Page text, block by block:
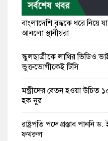
সর্বশেষ খবর
বাংলাদেশি বৃদ্ধকে ধরে
আনলো স্থানীয়রা
স্কুলছাত্রীকে লাথির ভিডিও
ভুক্তভোগীকেই টিসি
মন্ত্রীদের বেতন হওয়া
হক নুর
রাষ্ট্রপতি পদে প্রস্তাব পাননি
ফখরুল